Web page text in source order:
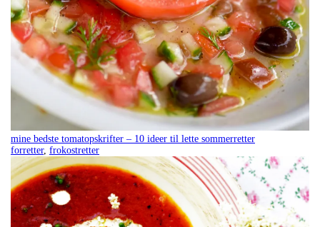
mine bedste tomatopskrifter – 10 ideer til lette sommerretter
forretter, frokostretter